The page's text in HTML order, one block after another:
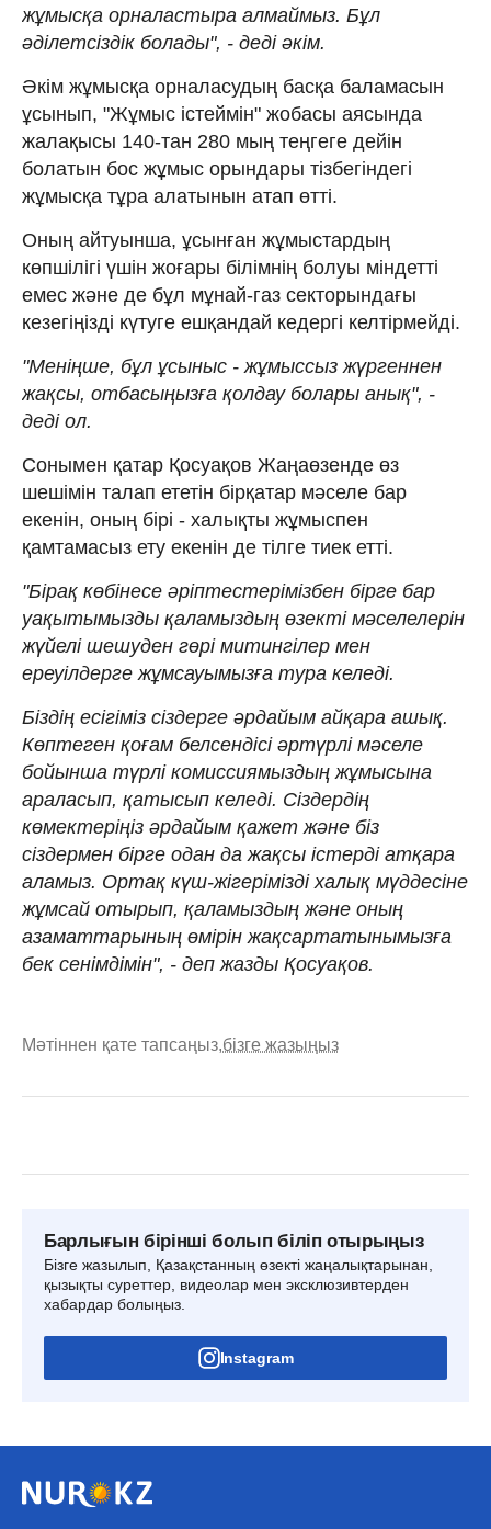
жұмысқа орналастыра алмаймыз. Бұл
әділетсіздік болады", - деді әкім.
Әкім жұмысқа орналасудың басқа баламасын
ұсынып, "Жұмыс істеймін" жобасы аясында
жалақысы 140-тан 280 мың теңгеге дейін
болатын бос жұмыс орындары тізбегіндегі
жұмысқа тұра алатынын атап өтті.
Оның айтуынша, ұсынған жұмыстардың
көпшілігі үшін жоғары білімнің болуы міндетті
емес және де бұл мұнай-газ секторындағы
кезегіңізді күтуге ешқандай кедергі келтірмейді.
"Меніңше, бұл ұсыныс - жұмыссыз жүргеннен
жақсы, отбасыңызға қолдау болары анық", -
деді ол.
Сонымен қатар Қосуақов Жаңаөзенде өз
шешімін талап ететін бірқатар мәселе бар
екенін, оның бірі - халықты жұмыспен
қамтамасыз ету екенін де тілге тиек етті.
"Бірақ көбінесе әріптестерімізбен бірге бар
уақытымызды қаламыздың өзекті мәселелерін
жүйелі шешуден гөрі митингілер мен
ереуілдерге жұмсауымызға тура келеді.
Біздің есігіміз сіздерге әрдайым айқара ашық.
Көптеген қоғам белсендісі әртүрлі мәселе
бойынша түрлі комиссиямыздың жұмысына
араласып, қатысып келеді. Сіздердің
көмектеріңіз әрдайым қажет және біз
сіздермен бірге одан да жақсы істерді атқара
аламыз. Ортақ күш-жігерімізді халық мүддесіне
жұмсай отырып, қаламыздың және оның
азаматтарының өмірін жақсартатынымызға
бек сенімдімін", - деп жазды Қосуақов.
Мәтіннен қате тапсаңыз,бізге жазыңыз
Барлығын бірінші болып біліп отырыңыз
Бізге жазылып, Қазақстанның өзекті жаңалықтарынан,
қызықты суреттер, видеолар мен эксклюзивтерден
хабардар болыңыз.
Instagram